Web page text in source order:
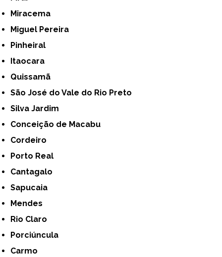
Miracema
Miguel Pereira
Pinheiral
Itaocara
Quissamã
São José do Vale do Rio Preto
Silva Jardim
Conceição de Macabu
Cordeiro
Porto Real
Cantagalo
Sapucaia
Mendes
Rio Claro
Porciúncula
Carmo